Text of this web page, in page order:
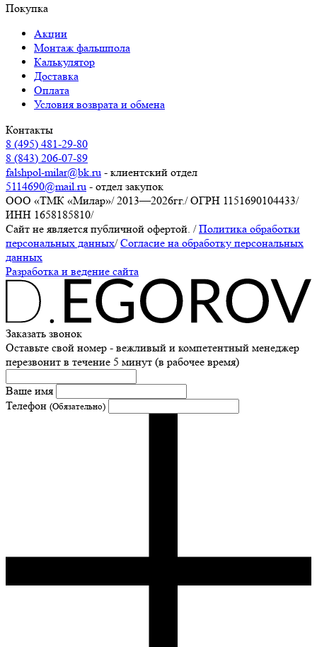
Покупка
Акции
Монтаж фальшпола
Калькулятор
Доставка
Оплата
Условия возврата и обмена
Контакты
8 (495) 481-29-80
8 (843) 206-07-89
falshpol-milar@bk.ru - клиентский отдел
5114690@mail.ru - отдел закупок
ООО «ТМК «Милар»/ 2013—2026гг./ОГРН 1151690104433/
ИНН 1658185810/
Сайт не является публичной офертой. / Политика обработки
персональных данных/ Согласие на обработку персональных
данных
Разработка и ведение сайта
Заказать звонок
Оставьте свой номер - вежливый и компетентный менеджер
перезвонит в течение 5 минут (в рабочее время)
Ваше имя
Телефон (Обязательно)